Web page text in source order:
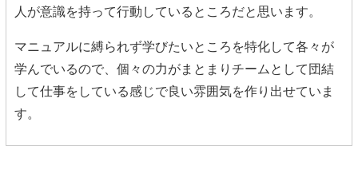
人が意識を持って行動しているところだと思います。
マニュアルに縛られず学びたいところを特化して各々が
学んでいるので、個々の力がまとまりチームとして団結
して仕事をしている感じで良い雰囲気を作り出せていま
す。